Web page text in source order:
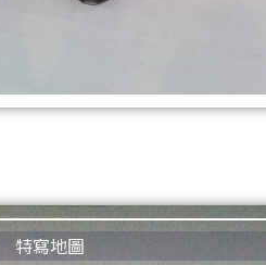
特寫地圖